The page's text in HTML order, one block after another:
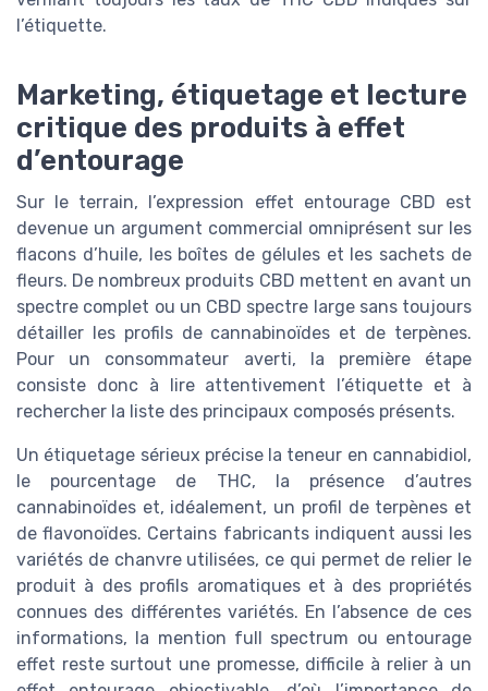
l’étiquette.
Marketing, étiquetage et lecture
critique des produits à effet
d’entourage
Sur le terrain, l’expression effet entourage CBD est
devenue un argument commercial omniprésent sur les
flacons d’huile, les boîtes de gélules et les sachets de
fleurs. De nombreux produits CBD mettent en avant un
spectre complet ou un CBD spectre large sans toujours
détailler les profils de cannabinoïdes et de terpènes.
Pour un consommateur averti, la première étape
consiste donc à lire attentivement l’étiquette et à
rechercher la liste des principaux composés présents.
Un étiquetage sérieux précise la teneur en cannabidiol,
le pourcentage de THC, la présence d’autres
cannabinoïdes et, idéalement, un profil de terpènes et
de flavonoïdes. Certains fabricants indiquent aussi les
variétés de chanvre utilisées, ce qui permet de relier le
produit à des profils aromatiques et à des propriétés
connues des différentes variétés. En l’absence de ces
informations, la mention full spectrum ou entourage
effet reste surtout une promesse, difficile à relier à un